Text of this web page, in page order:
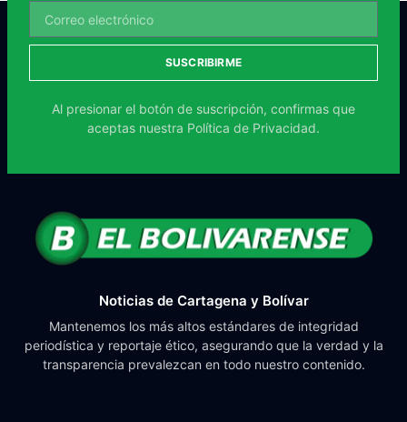
SUSCRIBIRME
Al presionar el botón de suscripción, confirmas que
aceptas nuestra Política de Privacidad.
Noticias de Cartagena y Bolívar
Mantenemos los más altos estándares de integridad
periodística y reportaje ético, asegurando que la verdad y la
transparencia prevalezcan en todo nuestro contenido.